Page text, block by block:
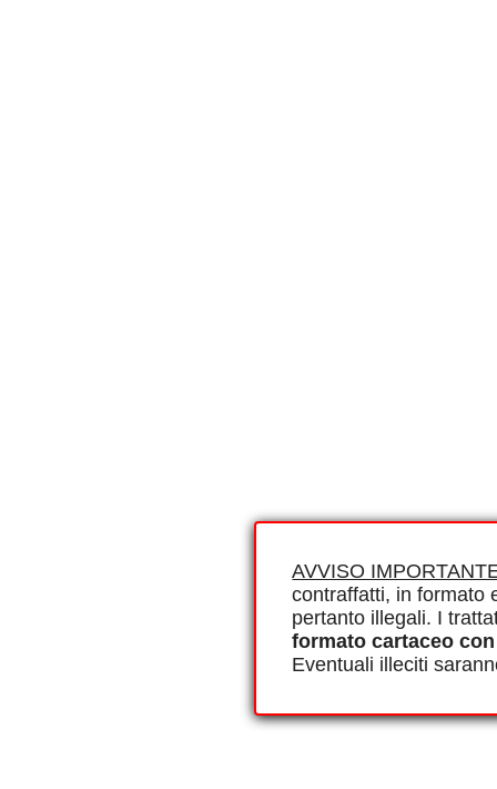
AVVISO
contraffatti, in formato
pertanto illegali. I
formato cartaceo
Eventuali illeciti